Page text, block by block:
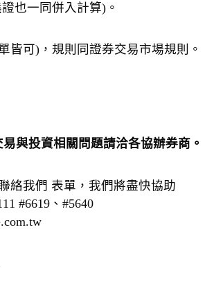
也一同併入計算)。
皆可)，規則同證券交易市場規則。
與投資相關問題請洽各協辦券商。
絡我們 表單，我們將盡快協助
#6619、#5640